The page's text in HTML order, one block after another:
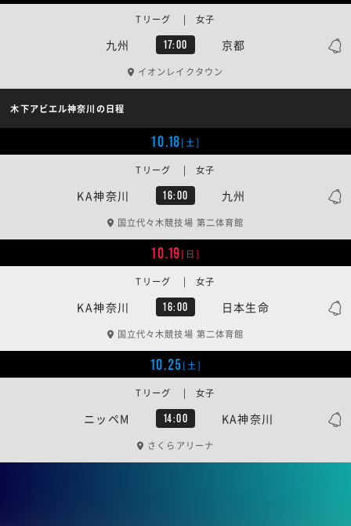
九州 17:00 京都
Tリーグ | 女子
イオンレイクタウン
木下アビエル神奈川の日程
10.18[土]
KA神奈川 16:00 九州
Tリーグ | 女子
国立代々木競技場 第二体育館
10.19[日]
KA神奈川 16:00 日本生命
Tリーグ | 女子
国立代々木競技場 第二体育館
10.25[土]
ニッペM 14:00 KA神奈川
Tリーグ | 女子
さくらアリーナ